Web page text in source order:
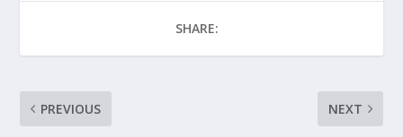
SHARE:
PREVIOUS NEXT